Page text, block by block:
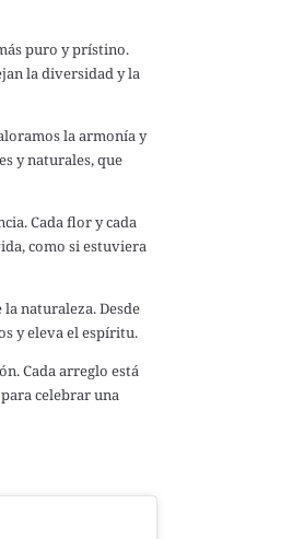
puro y prístino.
la diversidad y la
la armonía y
y naturales, que
Cada flor y cada
como si estuviera
naturaleza. Desde
y eleva el espíritu.
Cada arreglo está
celebrar una